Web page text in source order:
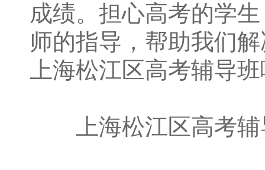
成绩。担心高考的学
师的指导，帮助我们
上海松江区高考辅导
上海松江区高考辅